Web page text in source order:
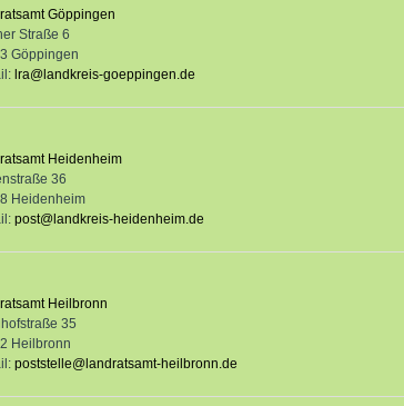
Göppingen
Straße 6
Göppingen
lra@landkreis-goeppingen.de
Heidenheim
36
Heidenheim
post@landkreis-heidenheim.de
Heilbronn
35
Heilbronn
poststelle@landratsamt-heilbronn.de